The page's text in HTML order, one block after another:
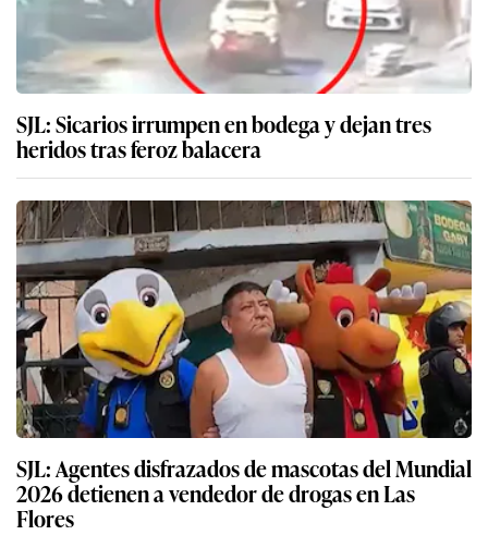
SJL: Sicarios irrumpen en bodega y dejan tres
heridos tras feroz balacera
SJL: Agentes disfrazados de mascotas del Mundial
2026 detienen a vendedor de drogas en Las
Flores